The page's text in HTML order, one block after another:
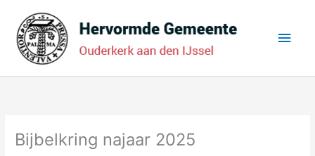
inhoud
Bijbelkring najaar 2025